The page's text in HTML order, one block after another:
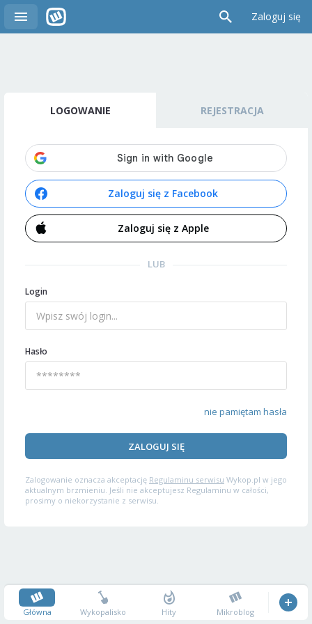
Zaloguj się
LOGOWANIE REJESTRACJA
Zaloguj się z Facebook
Zaloguj się z Apple
LUB
Login
Hasło
nie pamiętam hasła
ZALOGUJ SIĘ
Zalogowanie oznacza akceptację Regulaminu serwisu Wykop.pl w jego
aktualnym brzmieniu. Jeśli nie akceptujesz Regulaminu w całości,
prosimy o niekorzystanie z serwisu.
Główna Wykopalisko Hity Mikroblog